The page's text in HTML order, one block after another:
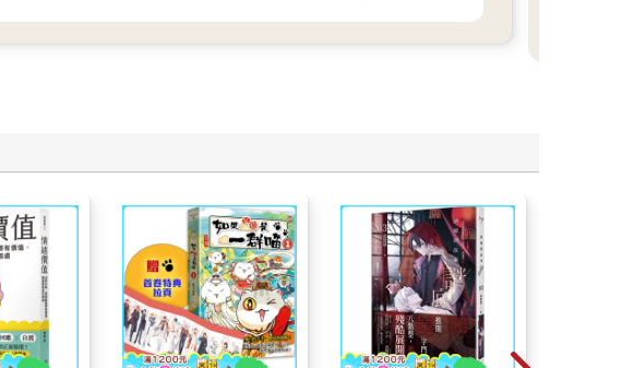
，只剩我們三人與司機。
機場遺址。太陽開始西斜，天空逐漸染成紅色。